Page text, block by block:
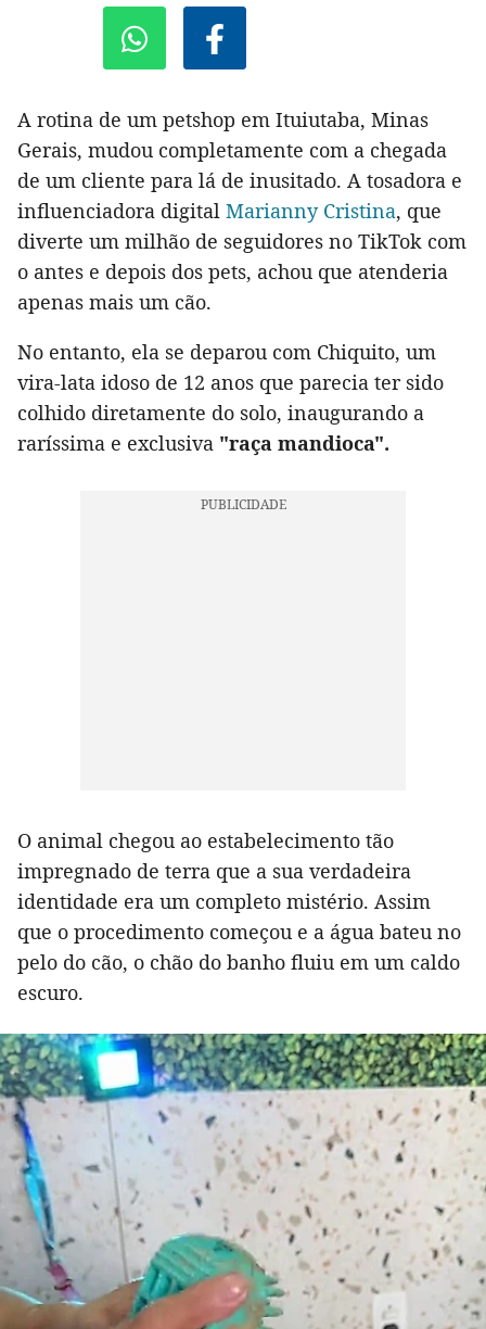
A rotina de um petshop em Ituiutaba, Minas
Gerais, mudou completamente com a chegada
de um cliente para lá de inusitado. A tosadora e
influenciadora digital Marianny Cristina, que
diverte um milhão de seguidores no TikTok com
o antes e depois dos pets, achou que atenderia
apenas mais um cão.
No entanto, ela se deparou com Chiquito, um
vira-lata idoso de 12 anos que parecia ter sido
colhido diretamente do solo, inaugurando a
raríssima e exclusiva "raça mandioca".
O animal chegou ao estabelecimento tão
impregnado de terra que a sua verdadeira
identidade era um completo mistério. Assim
que o procedimento começou e a água bateu no
pelo do cão, o chão do banho fluiu em um caldo
escuro.